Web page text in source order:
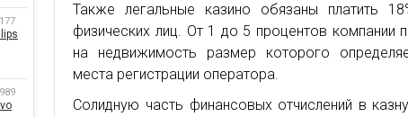
Также легальные казино обязаны платить
физических лиц. От 1 до 5 процентов компании
на недвижимость размер которого
места регистрации оператора.
Солидную часть финансовых отчислений в